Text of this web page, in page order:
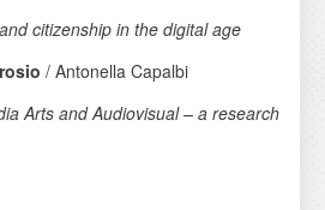
citizenship in the digital age
/ Antonella Capalbi
Arts and Audiovisual – a research